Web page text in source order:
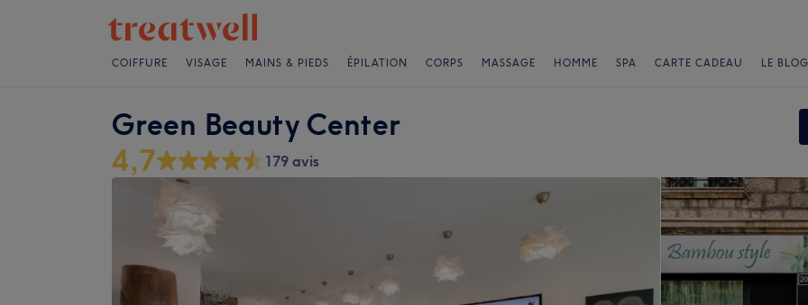
COIFFURE VISAGE MAINS & PIEDS ÉPILATION CORPS MASSAGE HOMME SPA CARTE CADEAU LE
Green Beauty Center
4,7 179 avis